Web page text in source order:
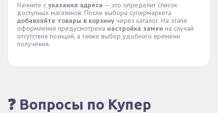
Начните с указания адреса — это определит список
доступных магазинов. После выбора супермаркета
добавляйте товары в корзину через каталог. На этапе
оформления предусмотрена настройка замен на случай
отсутствия позиций, а также выбор удобного времени
получения.
❓ Вопросы по Купер